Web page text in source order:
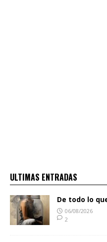
ULTIMAS ENTRADAS
De todo lo
06/08/2026
2